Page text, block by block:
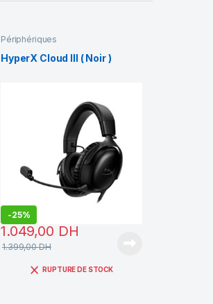
Périphériques
HyperX Cloud III ( Noir )
-25%
1.049,00 DH
1.399,00DH
RUPTURE DE STOCK